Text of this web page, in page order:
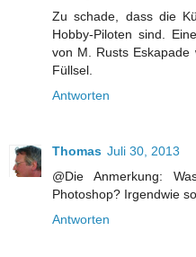
Zu schade, dass die
Hobby-Piloten sind.
von M. Rusts Eskapade
Füllsel.
Antworten
Thomas Juli 30, 2013
@Die Anmerkung:
Photoshop? Irgendwie
Antworten